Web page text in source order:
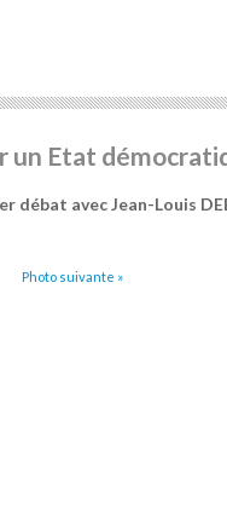
un Etat
débat avec Jean-Louis
Photo suivante »